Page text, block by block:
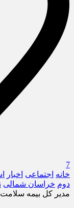
7
خانه اجتماعی اخبار
دوم خراسان شمالی
مدیر کل بیمه